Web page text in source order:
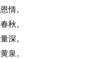
情。
秋。
深。
泉。